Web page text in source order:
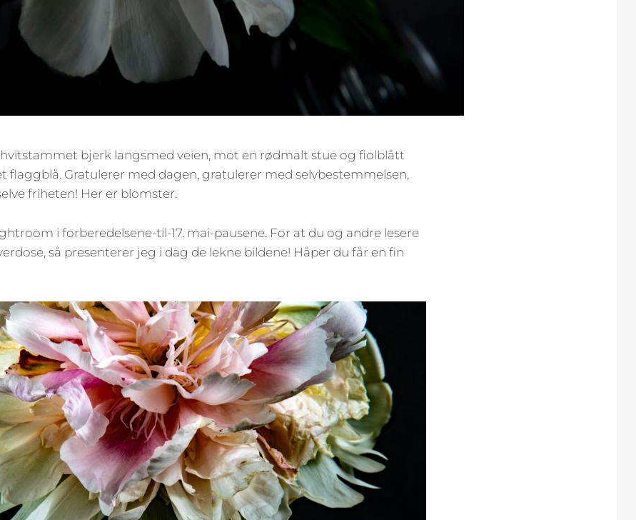
bjerk langsmed veien, mot en rødmalt stue og fiolblått
flaggblå. Gratulerer med dagen, gratulerer med selvbestemmelsen,
friheten! Her er blomster.
i forberedelsene-til-17. mai-pausene. For at du og andre lesere
så presenterer jeg i dag de lekne bildene! Håper du får en fin